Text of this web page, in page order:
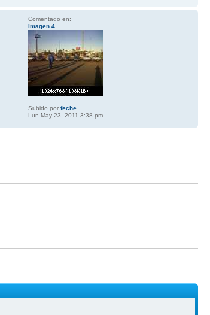
Comentado en:
Imagen 4
Subido por feche
Lun May 23, 2011 3:38 pm